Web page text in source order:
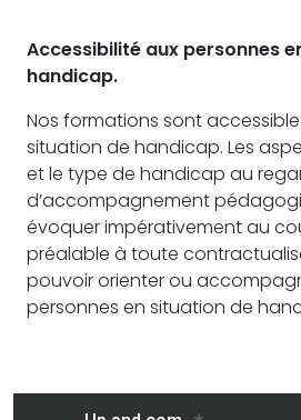
Accessibilité aux personnes
handicap.
Nos formations sont
situation de handicap. Les
et le type de handicap au
d’accompagnement
évoquer impérativement au
préalable à toute
pouvoir orienter ou
personnes en situation de